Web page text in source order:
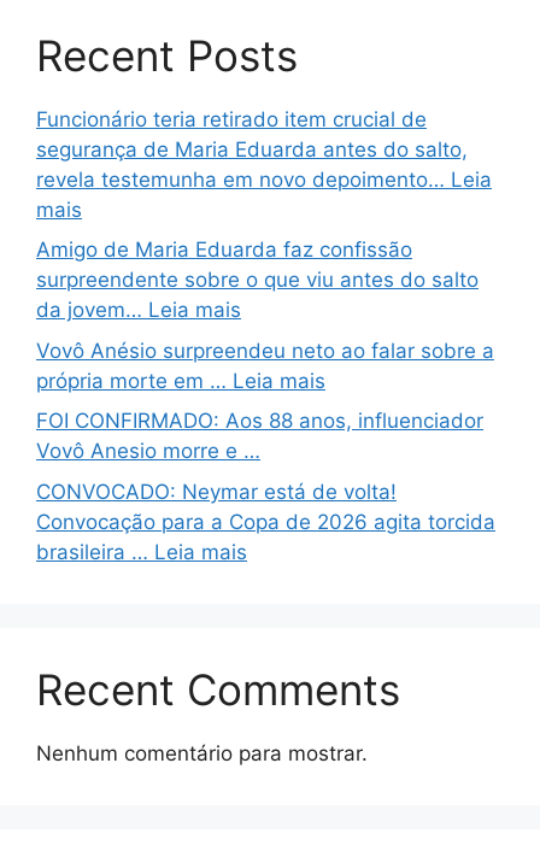
Recent Posts
Funcionário teria retirado item crucial de
segurança de Maria Eduarda antes do salto,
revela testemunha em novo depoimento… Leia
mais
Amigo de Maria Eduarda faz confissão
surpreendente sobre o que viu antes do salto
da jovem… Leia mais
Vovô Anésio surpreendeu neto ao falar sobre a
própria morte em … Leia mais
FOI CONFIRMADO: Aos 88 anos, influenciador
Vovô Anesio morre e …
CONVOCADO: Neymar está de volta!
Convocação para a Copa de 2026 agita torcida
brasileira … Leia mais
Recent Comments
Nenhum comentário para mostrar.